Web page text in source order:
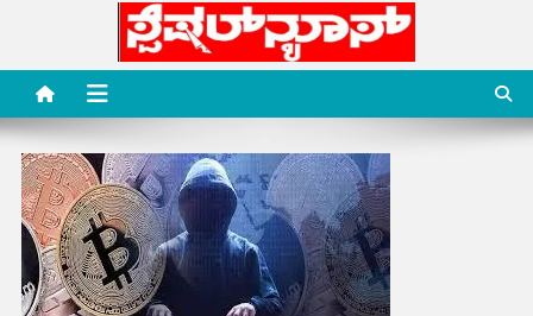
content
Special News Media
Special News Media